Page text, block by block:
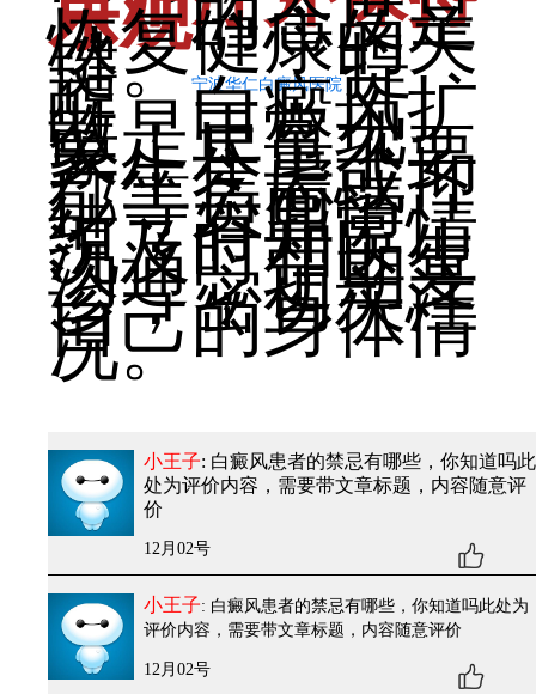
乐观的态度是
恢复健康的关
键。宁波华仁白癜风医院提
醒，白癜风扩
散是正常现
象，尽量不要
产生焦虑或抑
郁等负面情
绪，有异常情
况及时和医生
沟通，定期复
诊，密切关注
自己的身体情
况。
小王子: 白癜风患者的禁忌有哪些，你知道吗此
处为评价内容，需要带文章标题，内容随意评
价
12月02号
小王子: 白癜风患者的禁忌有哪些，你知道吗此处为
评价内容，需要带文章标题，内容随意评价
12月02号